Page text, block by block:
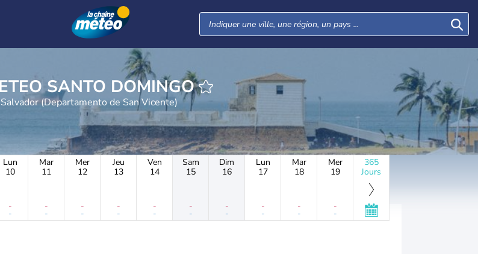
METEO SANTO DOMINGO
Salvador (Departamento de San Vicente)
Lun
10
-
-
Mar
11
-
-
Mer
12
-
-
Jeu
13
-
-
Ven
14
-
-
Sam
15
-
-
Dim
16
-
-
Lun
17
-
-
Mar
18
-
-
Mer
19
-
-
365
Jours